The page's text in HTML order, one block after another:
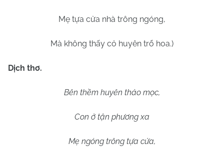
Mẹ tựa cửa nhà trông ngóng,
Mà không thấy cỏ huyên trổ hoa.)
Dịch thơ.
Bên thềm huyên thảo mọc,
Con ở tận phương xa
Mẹ ngóng trông tựa cửa,